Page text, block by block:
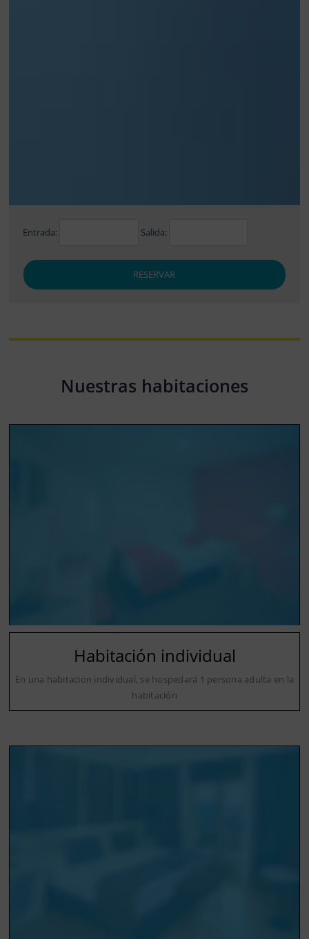
Entrada: Salida:
RESERVAR
Nuestras habitaciones
Habitación individual
En una habitación individual, se hospedará 1 persona adulta en la
habitación